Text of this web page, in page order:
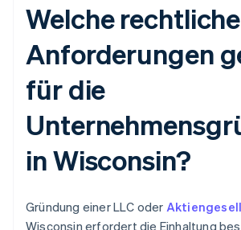
Welche
Anforderungen
für die
in Wisconsin?
Gründung einer LLC oder
Wisconsin erfordert die Einhaltung